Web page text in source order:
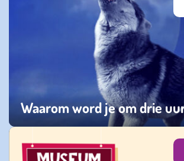
Waarom word je om drie
woensdag 15 juli 2026